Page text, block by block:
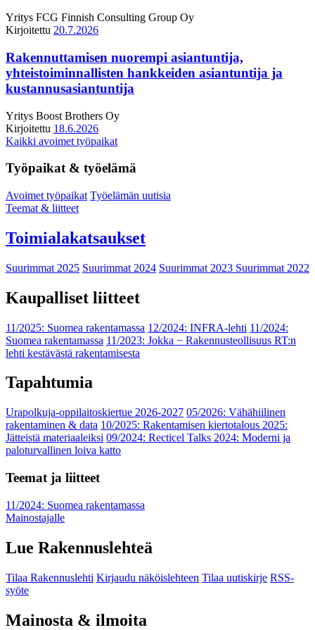
Yritys FCG Finnish Consulting Group Oy
Kirjoitettu 20.7.2026
Rakennuttamisen nuorempi asiantuntija,
yhteistoiminnallisten hankkeiden asiantuntija ja
kustannusasiantuntija
Yritys Boost Brothers Oy
Kirjoitettu 18.6.2026
Kaikki avoimet työpaikat
Työpaikat & työelämä
Avoimet työpaikat Työelämän uutisia
Teemat & liitteet
Toimialakatsaukset
Suurimmat 2025 Suurimmat 2024 Suurimmat 2023 Suurimmat 2022
Kaupalliset liitteet
11/2025: Suomea rakentamassa 12/2024: INFRA-lehti 11/2024:
Suomea rakentamassa 11/2023: Jokka − Rakennusteollisuus RT:n
lehti kestävästä rakentamisesta
Tapahtumia
Urapolkuja-oppilaitoskiertue 2026-2027 05/2026: Vähähiilinen
rakentaminen & data 10/2025: Rakentamisen kiertotalous 2025:
Jätteistä materiaaleiksi 09/2024: Recticel Talks 2024: Moderni ja
paloturvallinen loiva katto
Teemat ja liitteet
11/2024: Suomea rakentamassa
Mainostajalle
Lue Rakennuslehteä
Tilaa Rakennuslehti Kirjaudu näköislehteen Tilaa uutiskirje RSS-
syöte
Mainosta & ilmoita